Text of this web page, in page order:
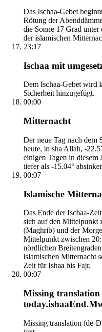
Das Ischaa-Gebet
Rötung der
die Sonne 17 Grad
der islamischen
23:17
Ischaa mit
Dem Ischaa-Gebet wird
Sicherheit hinzugefügt.
00:00
Mitternacht
Der neue Tag nach dem
heute, in sha Allah, -
einigen Tagen in diesem
tiefer als -15.04°
00:07
Islamische
Das Ende der Ischaa-
sich auf den Mittelpunkt
(Maghrib) und der
Mittelpunkt zwischen
nördlichen
islamischen Mitternacht
Zeit für Ishaa bis Fajr.
00:07
Missing translation
Missing translation (de-